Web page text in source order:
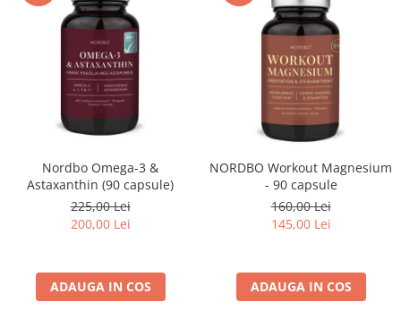
Nordbo Omega-3 &
Astaxanthin (90 capsule)
225,00 Lei
200,00 Lei
ADAUGA IN COS
NORDBO Workout Magnesium
- 90 capsule
160,00 Lei
145,00 Lei
ADAUGA IN COS